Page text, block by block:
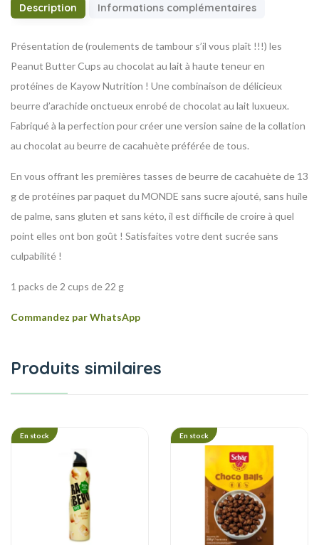
Description Informations complémentaires
Présentation de (roulements de tambour s’il vous plaît !!!) les
Peanut Butter Cups au chocolat au lait à haute teneur en
protéines de Kayow Nutrition ! Une combinaison de délicieux
beurre d’arachide onctueux enrobé de chocolat au lait luxueux.
Fabriqué à la perfection pour créer une version saine de la collation
au chocolat au beurre de cacahuète préférée de tous.
En vous offrant les premières tasses de beurre de cacahuète de 13
g de protéines par paquet du MONDE sans sucre ajouté, sans huile
de palme, sans gluten et sans kéto, il est difficile de croire à quel
point elles ont bon goût ! Satisfaites votre dent sucrée sans
culpabilité !
1 packs de 2 cups de 22 g
Commandez par WhatsApp
Produits similaires
En stock En stock